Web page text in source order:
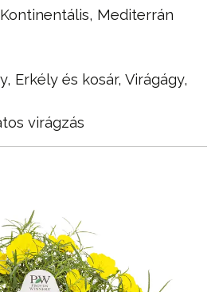
Kontinentális, Mediterrán
Erkély és kosár, Virágágy,
virágzás